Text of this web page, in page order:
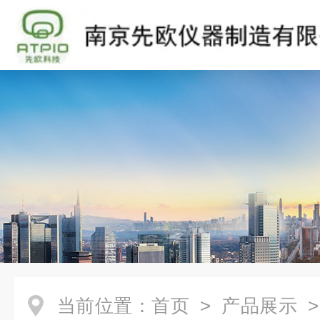
当前位置： 首页 > 产品展示